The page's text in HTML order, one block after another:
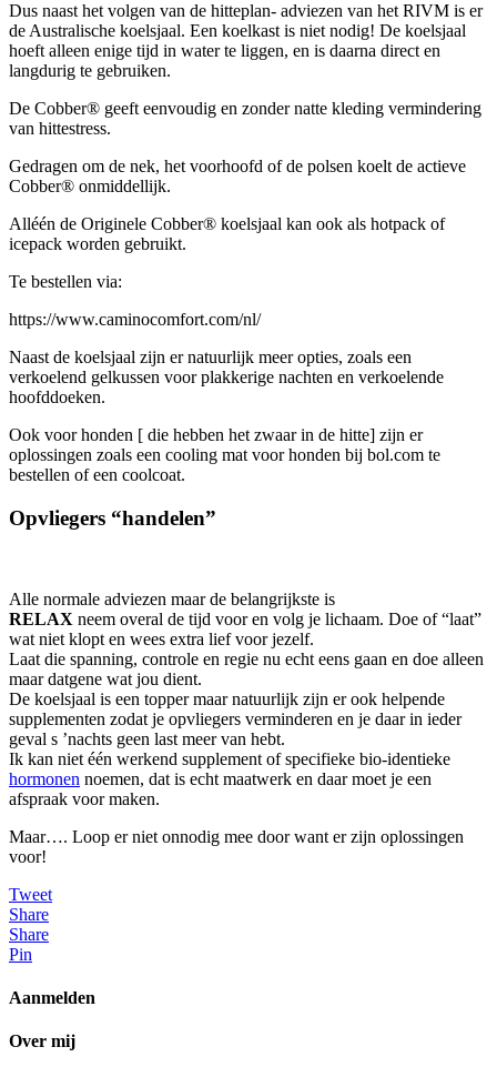
Dus naast het volgen van de hitteplan- adviezen van het RIVM is er
de Australische koelsjaal. Een koelkast is niet nodig! De koelsjaal
hoeft alleen enige tijd in water te liggen, en is daarna direct en
langdurig te gebruiken.
De Cobber® geeft eenvoudig en zonder natte kleding vermindering
van hittestress.
Gedragen om de nek, het voorhoofd of de polsen koelt de actieve
Cobber® onmiddellijk.
Alléén de Originele Cobber® koelsjaal kan ook als hotpack of
icepack worden gebruikt.
Te bestellen via:
https://www.caminocomfort.com/nl/
Naast de koelsjaal zijn er natuurlijk meer opties, zoals een
verkoelend gelkussen voor plakkerige nachten en verkoelende
hoofddoeken.
Ook voor honden [ die hebben het zwaar in de hitte] zijn er
oplossingen zoals een cooling mat voor honden bij bol.com te
bestellen of een coolcoat.
Opvliegers “handelen”
Alle normale adviezen maar de belangrijkste is
RELAX neem overal de tijd voor en volg je lichaam. Doe of “laat”
wat niet klopt en wees extra lief voor jezelf.
Laat die spanning, controle en regie nu echt eens gaan en doe alleen
maar datgene wat jou dient.
De koelsjaal is een topper maar natuurlijk zijn er ook helpende
supplementen zodat je opvliegers verminderen en je daar in ieder
geval s ’nachts geen last meer van hebt.
Ik kan niet één werkend supplement of specifieke bio-identieke
hormonen noemen, dat is echt maatwerk en daar moet je een
afspraak voor maken.
Maar…. Loop er niet onnodig mee door want er zijn oplossingen
voor!
Tweet
Share
Share
Pin
Aanmelden
Over mij